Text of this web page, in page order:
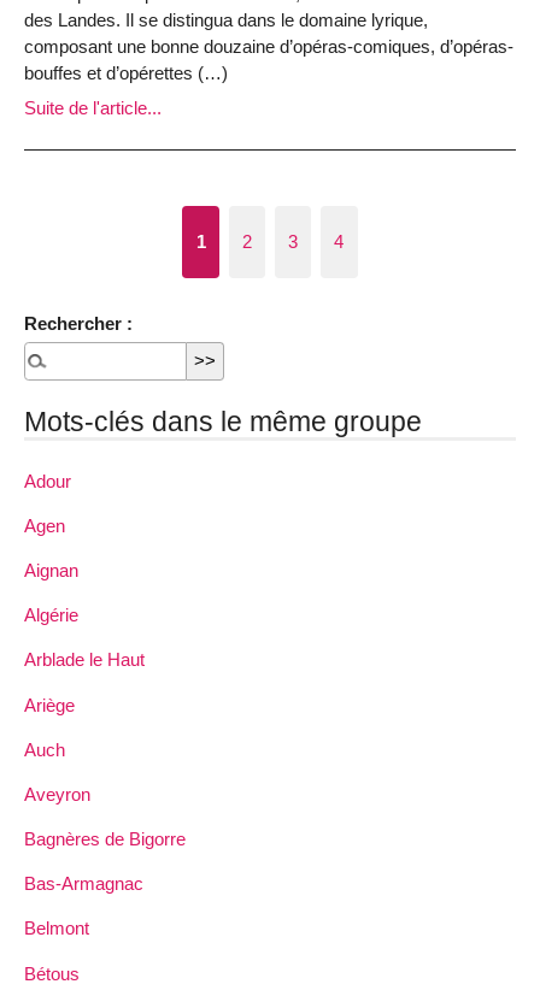
des Landes. Il se distingua dans le domaine lyrique,
composant une bonne douzaine d’opéras-comiques, d’opéras-
bouffes et d’opérettes (…)
Suite de l'article...
1 2 3 4
Rechercher :
Mots-clés dans le même groupe
Adour
Agen
Aignan
Algérie
Arblade le Haut
Ariège
Auch
Aveyron
Bagnères de Bigorre
Bas-Armagnac
Belmont
Bétous